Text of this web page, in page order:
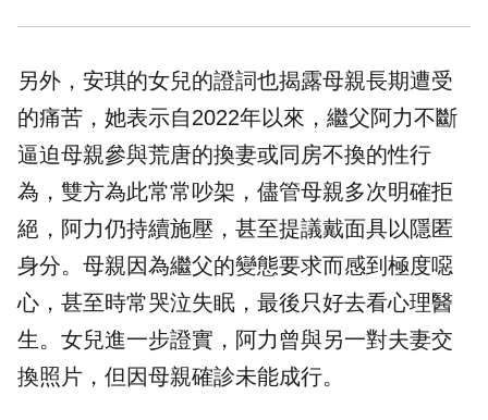
另外，安琪的女兒的證詞也揭露母親長期遭受
的痛苦，她表示自2022年以來，繼父阿力不斷
逼迫母親參與荒唐的換妻或同房不換的性行
為，雙方為此常常吵架，儘管母親多次明確拒
絕，阿力仍持續施壓，甚至提議戴面具以隱匿
身分。母親因為繼父的變態要求而感到極度噁
心，甚至時常哭泣失眠，最後只好去看心理醫
生。女兒進一步證實，阿力曾與另一對夫妻交
換照片，但因母親確診未能成行。